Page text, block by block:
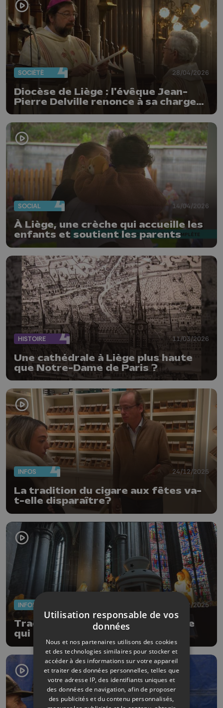
SOCIÉTÉ 28/04/2026
Diocèse de Liège : l'évêque Jean-
Pierre Delville renonce à sa charge
épiscopale
SOCIAL 14/04/2026
À Liège, une crèche qui accueille les
enfants et soutient les parents
HISTOIRE 11/03/2026
Une cathédrale à Liège plus haute
que Notre-Dame de Paris ?
INFOS 24/12/2025
La tradition du cigare aux fêtes va-
t-elle disparaître?
INFOS 24/12/2025
Tradition respectée à la Collégiale
qui fêtera Noël à minuit
Utilisation responsable de vos
données
Nous et nos partenaires utilisons des cookies
et des technologies similaires pour stocker et
accéder à des informations sur votre appareil
et traiter des données personnelles, telles que
votre adresse IP, des identifiants uniques et
des données de navigation, afin de proposer
des publicités et du contenu personnalisés,